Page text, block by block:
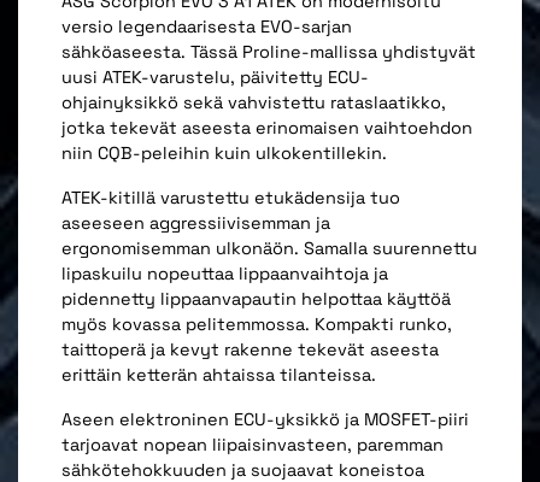
versio legendaarisesta EVO-sarjan
sähköaseesta. Tässä Proline-mallissa yhdistyvät
uusi ATEK-varustelu, päivitetty ECU-
ohjainyksikkö sekä vahvistettu rataslaatikko,
jotka tekevät aseesta erinomaisen vaihtoehdon
niin CQB-peleihin kuin ulkokentillekin.
ATEK-kitillä varustettu etukädensija tuo
aseeseen aggressiivisemman ja
ergonomisemman ulkonäön. Samalla suurennettu
lipaskuilu nopeuttaa lippaanvaihtoja ja
pidennetty lippaanvapautin helpottaa käyttöä
myös kovassa pelitemmossa. Kompakti runko,
taittoperä ja kevyt rakenne tekevät aseesta
erittäin ketterän ahtaissa tilanteissa.
Aseen elektroninen ECU-yksikkö ja MOSFET-piiri
tarjoavat nopean liipaisinvasteen, paremman
sähkötehokkuuden ja suojaavat koneistoa